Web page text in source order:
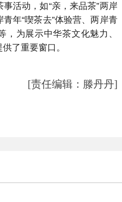
活动，如“亲，来品茶”两岸
年“喫茶去”体验营、两岸青
，为展示中华茶文化魅力、
了重要窗口。
[责任编辑：滕丹丹]